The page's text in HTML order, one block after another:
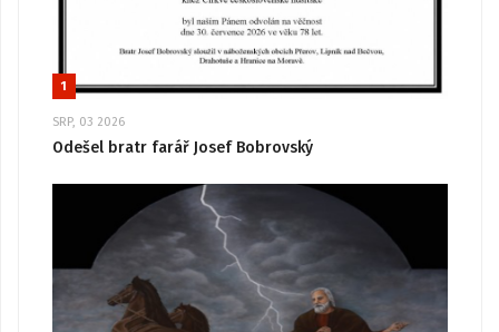
1
SRP, 03 2026
Odešel bratr farář Josef Bobrovský